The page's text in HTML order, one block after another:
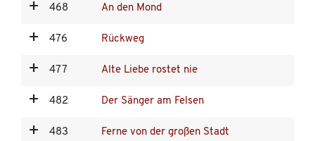
468 An den Mond
476 Rückweg
477 Alte Liebe rostet nie
482 Der Sänger am Felsen
483 Ferne von der großen Stadt